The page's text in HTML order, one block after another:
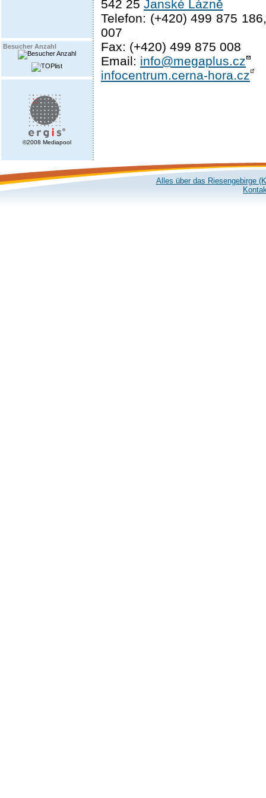
Besucher Anzahl
©2008 Mediapool
542 25 Janské Lázně
Telefon: (+420) 499 875
007
Fax: (+420) 499 875 008
Email: info@megaplus.cz
infocentrum.cerna-hora.cz
Alles über das Riesengebirge